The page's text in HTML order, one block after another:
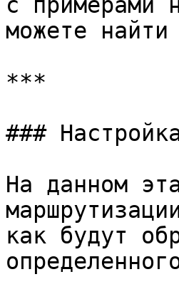
можете
***
###
На данном
как будут